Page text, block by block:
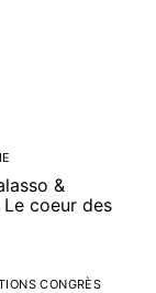
&
coeur des
CONGRÈS